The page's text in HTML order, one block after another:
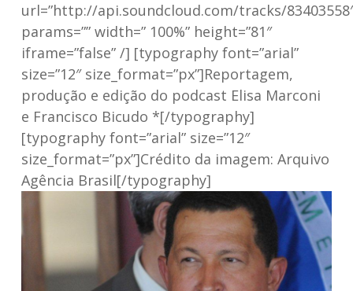
url=”http://api.soundcloud.com/tracks/
params=”” width=” 100%” height=”81″
iframe=”false” /] [typography font=”arial”
size=”12″ size_format=”px”]Reportagem,
produção e edição do podcast Elisa Marconi
e Francisco Bicudo *[/typography]
[typography font=”arial” size=”12″
size_format=”px”]Crédito da imagem: Arquivo
Agência Brasil[/typography]